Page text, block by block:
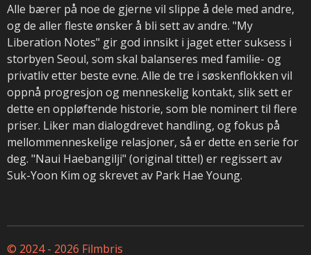
Alle bærer på noe de gjerne vil slippe å dele med andre,
og de aller fleste ønsker å bli sett av andre. "My
Liberation Notes" gir god innsikt i jaget etter suksess i
storbyen Seoul, som skal balanseres med familie- og
privatliv etter beste evne. Alle de tre i søskenflokken vil
oppnå progresjon og menneskelig kontakt, slik sett er
dette en oppløftende historie, som ble nominert til flere
priser. Liker man dialogdrevet handling, og fokus på
mellommenneskelige relasjoner, så er dette en serie for
deg. "Naui Haebangilji" (original tittel) er regissert av
Suk-Yoon Kim og skrevet av Park Hae Young.
© 2024 - 2026 Filmbris